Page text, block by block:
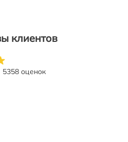
клиентов
5358 оценок